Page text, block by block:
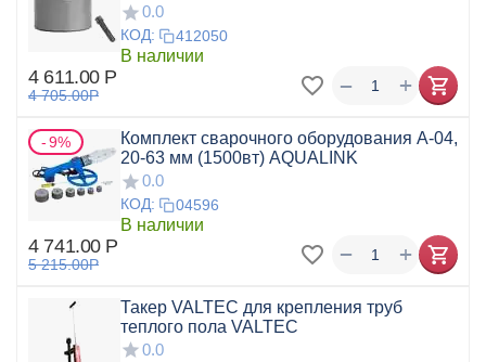
0.0
КОД: 412050
В наличии
4 611.00 Р
4 705.00Р +
−
9%
Комплект сварочного оборудования А-04,
20-63 мм (1500вт) AQUALINK
0.0
КОД: 04596
В наличии
4 741.00 Р
5 215.00Р +
−
Такер VALTEC для крепления труб
теплого пола VALTEC
0.0